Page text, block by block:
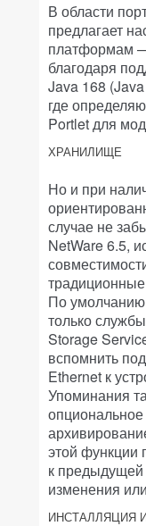
В области
предлагает
платформам
благодаря
Java 168
где
Portlet для
ХРАНИЛИЩЕ
Но и при
случае не
NetWare 6.5,
По
только
Storage
вспомнить
Ethernet к
Упоминания
этой функции
к предыдущей
изменения
ИНСТАЛЛЯЦИЯ